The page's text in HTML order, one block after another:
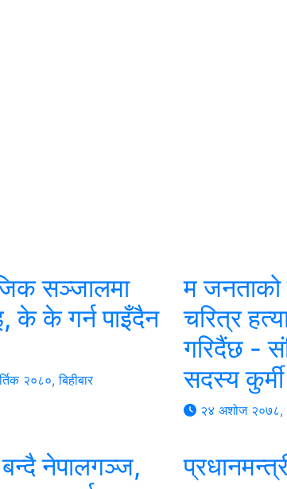
सञ्जालमा
के के गर्न पाइँदैन
२०८०, बिहीबार
म
चरित्र
गरिदैंछ -
सदस्य कुर्मी
२४ अशोज २०७८,
नेपालगञ्ज,